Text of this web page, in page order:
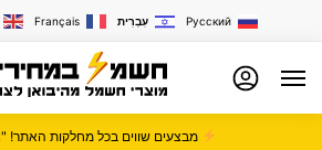
Français עִבְרִית Русский
מבצעים שווים בכל מחלקות האתר! "SUMMER"